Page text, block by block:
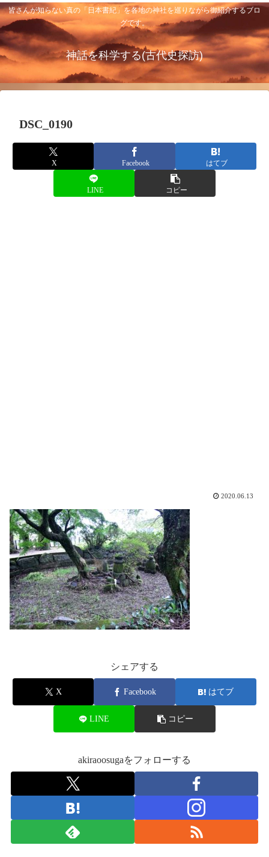
皆さんが知らない真の「日本書紀」を各地の神社を巡りながら御紹介するブロ
グです。
神話を科学する(古代史探訪)
DSC_0190
X Facebook はてブ
LINE コピー
2020.06.13
シェアする
X Facebook はてブ
LINE コピー
akiraoosugaをフォローする